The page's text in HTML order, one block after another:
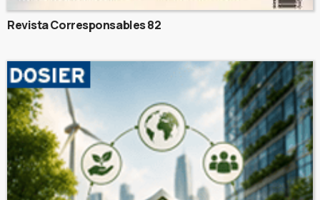
Revista Corresponsables 82